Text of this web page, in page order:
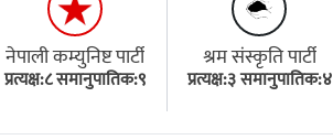
नेपाली कम्युनिष्ट पार्टी
प्रत्यक्ष:८ समानुपातिक:९
श्रम संस्कृति पार्टी
प्रत्यक्ष:३ समानुपातिक:४